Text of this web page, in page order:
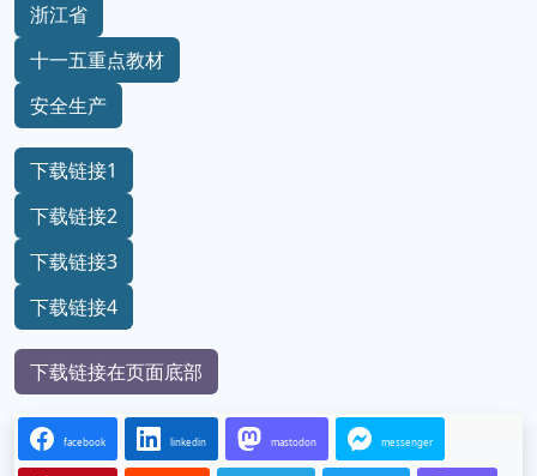
浙江省
十一五重点教材
安全生产
下载链接1
下载链接2
下载链接3
下载链接4
下载链接在页面底部
facebook linkedin mastodon messenger